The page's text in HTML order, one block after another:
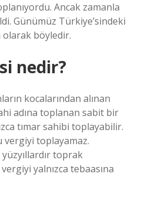
Ancak zamanla
Günümüz Türkiye’sindeki
böyledir.
nedir?
kocalarından alınan
adına toplanan sabit bir
tımar sahibi toplayabilir.
vergiyi toplayamaz.
toprak
yalnızca tebaasına